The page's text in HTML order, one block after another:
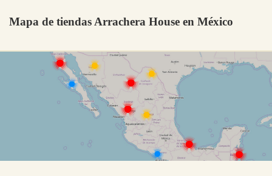
Mapa de tiendas Arrachera House en México